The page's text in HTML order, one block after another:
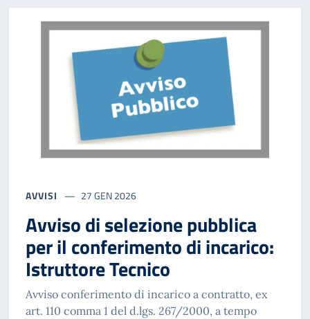
AVVISI 27 GEN 2026
Avviso di selezione pubblica
per il conferimento di incarico:
Istruttore Tecnico
Avviso conferimento di incarico a contratto, ex
art. 110 comma 1 del d.lgs. 267/2000, a tempo